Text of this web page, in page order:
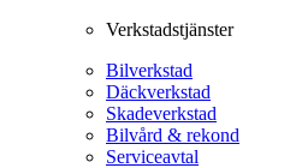
Verkstadstjänster
Bilverkstad
Däckverkstad
Skadeverkstad
Bilvård & rekond
Serviceavtal